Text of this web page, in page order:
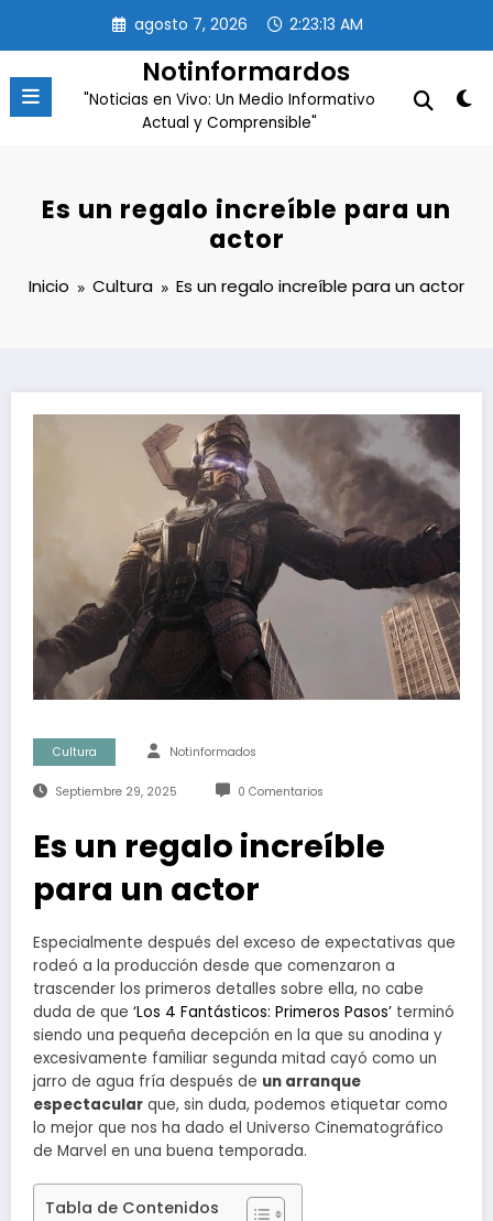
contenido
agosto 7, 2026 2:23:14 AM
Notinformardos
"Noticias en Vivo: Un Medio Informativo
Actual y Comprensible"
Es un regalo increíble para un
actor
Inicio Cultura Es un regalo increíble para un actor
Cultura Notinformados
Septiembre 29, 2025 0 Comentarios
Es un regalo increíble
para un actor
Especialmente después del exceso de expectativas que
rodeó a la producción desde que comenzaron a
trascender los primeros detalles sobre ella, no cabe
duda de que ‘Los 4 Fantásticos: Primeros Pasos’ terminó
siendo una pequeña decepción en la que su anodina y
excesivamente familiar segunda mitad cayó como un
jarro de agua fría después de un arranque
espectacular que, sin duda, podemos etiquetar como
lo mejor que nos ha dado el Universo Cinematográfico
de Marvel en una buena temporada.
Tabla de Contenidos